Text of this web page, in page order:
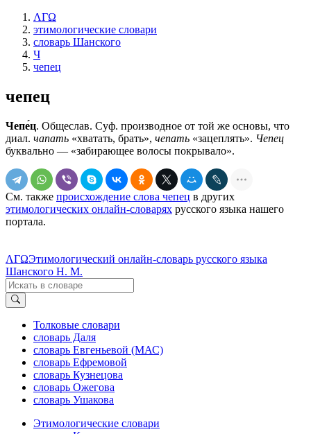
ΛΓΩ
этимологические словари
словарь Шанского
Ч
чепец
чепец
Чепе́ц. Общеслав. Суф. производное от той же основы, что
диал. чапать «хватать, брать», чепать «зацеплять». Чепец
буквально — «забирающее волосы покрывало».
См. также происхождение слова чепец в других
этимологических онлайн-словарях русского языка нашего
портала.
ΛΓΩЭтимологический онлайн-словарь русского языка
Шанского Н. М.
Толковые словари
словарь Даля
словарь Евгеньевой (МАС)
словарь Ефремовой
словарь Кузнецова
словарь Ожегова
словарь Ушакова
Этимологические словари